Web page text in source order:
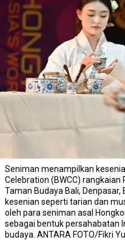
Seniman menampilkan
Celebration (BWCC) rangkaian
Taman Budaya Bali,
kesenian seperti tarian dan
oleh para seniman asal
sebagai bentuk persahabatan
budaya. ANTARA FOTO/Fikri